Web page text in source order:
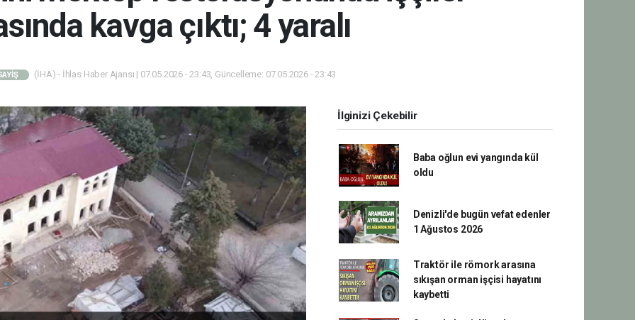
kavga çıktı; 4 yaralı
(İHA) - İhlas Haber Ajansı | 07.05.2026 - 23:43, Güncelleme: 07.05.2026 - 23:43
İlginizi Çekebilir
Baba oğlun evi yangında kül
oldu
Denizli'de bugün vefat edenler
1 Ağustos 2026
Traktör ile römork arasına
sıkışan orman işçisi hayatını
kaybetti